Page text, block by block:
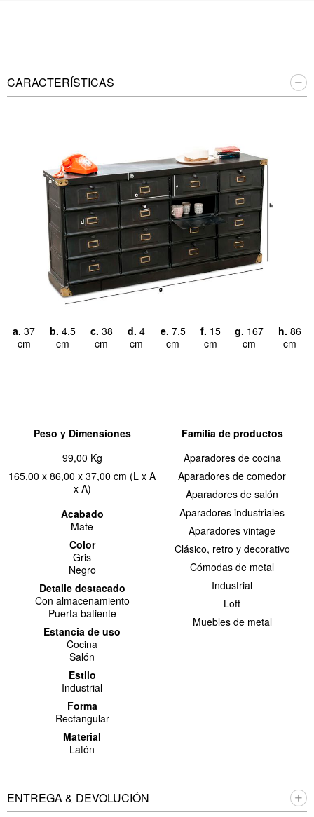
CARACTERÍSTICAS
a. 37
cm
b. 4.5
cm
c. 38
cm
d. 4
cm
e. 7.5
cm
f. 15
cm
g. 167
cm
h. 86
cm
Peso y Dimensiones
99,00 Kg
165,00 x 86,00 x 37,00 cm (L x A
x A)
Acabado
Mate
Color
Gris
Negro
Detalle destacado
Con almacenamiento
Puerta batiente
Estancia de uso
Cocina
Salón
Estilo
Industrial
Forma
Rectangular
Material
Latón
Familia de productos
Aparadores de cocina
Aparadores de comedor
Aparadores de salón
Aparadores industriales
Aparadores vintage
Clásico, retro y decorativo
Cómodas de metal
Industrial
Loft
Muebles de metal
ENTREGA & DEVOLUCIÓN